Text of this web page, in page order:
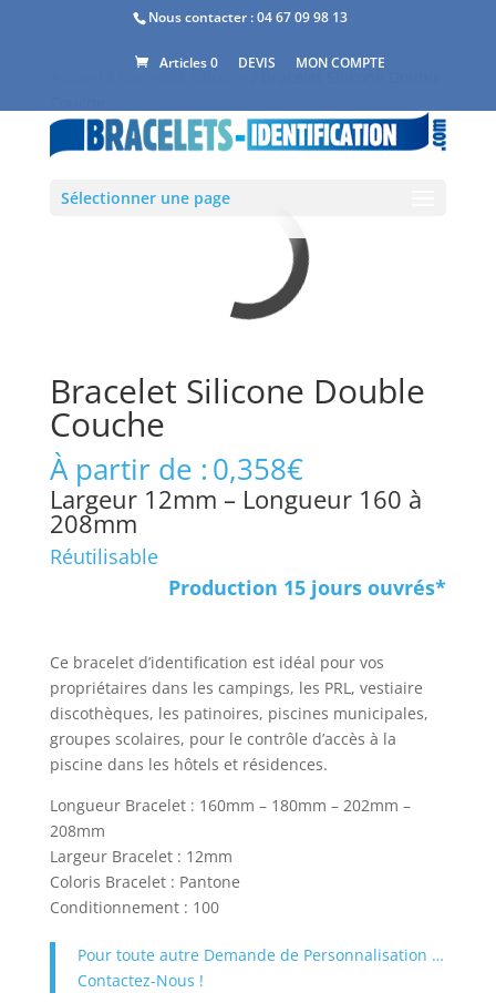
Nous contacter :04 67 09 98 13
Articles 0 DEVIS MON COMPTE
Sélectionner une page
Bracelet Silicone Double
Couche
À partir de :0,358€
Largeur 12mm – Longueur 160 à
208mm
Réutilisable
Production 15 jours ouvrés*
Ce bracelet d’identification est idéal pour vos
propriétaires dans les campings, les PRL, vestiaire
discothèques, les patinoires, piscines municipales,
groupes scolaires, pour le contrôle d’accès à la
piscine dans les hôtels et résidences.
Longueur Bracelet : 160mm – 180mm – 202mm –
208mm
Largeur Bracelet : 12mm
Coloris Bracelet : Pantone
Conditionnement : 100
Pour toute autre Demande de Personnalisation …
Contactez-Nous !